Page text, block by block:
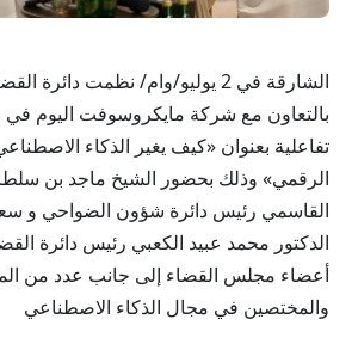
الشارقة في 2 يوليو/وام/ نظمت دائرة
بالتعاون مع شركة مايكروسوفت اليوم
تفاعلية بعنوان «كيف يغير الذكاء
الرقمي» وذلك بحضور الشيخ ماجد بن
القاسمي رئيس دائرة شؤون الضواحي و
الدكتور محمد عبيد الكعبي رئيس دائرة
أعضاء مجلس القضاء إلى جانب عدد من
والمختصين في مجال الذكاء الاصطناعي